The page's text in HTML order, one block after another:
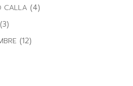
CALLA (4)
(3)
(12)